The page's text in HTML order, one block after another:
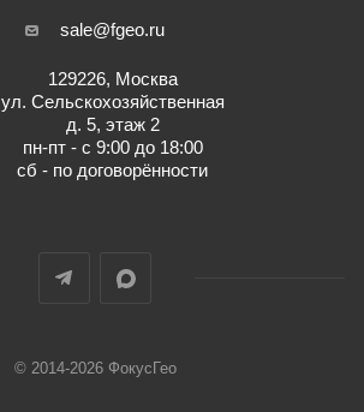
sale@fgeo.ru
129226, Москва
ул. Сельскохозяйственная
д. 5, этаж 2
пн-пт - с 9:00 до 18:00
сб - по договорённости
© 2014-2026 ФокусГео